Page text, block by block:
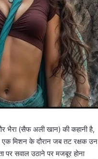
भैरा (सैफ अली खान) की कहानी है,
मिशन के दौरान जब तट रक्षक उन
पर सवाल उठाने पर मजबूर होना